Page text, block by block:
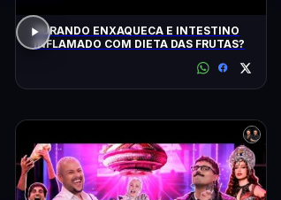
CURANDO ENXAQUECA E INTESTINO
INFLAMADO COM DIETA DAS FRUTAS?